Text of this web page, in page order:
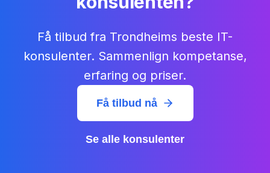
Få tilbud fra Trondheims beste IT-
konsulenter. Sammenlign kompetanse,
erfaring og priser.
Få tilbud nå
Se alle konsulenter